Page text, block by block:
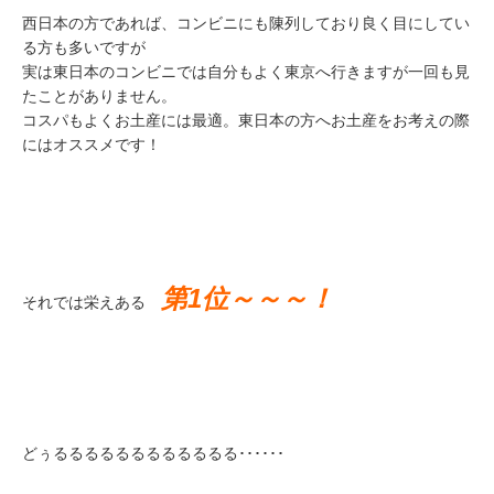
西日本の方であれば、コンビニにも陳列しており良く目にしてい
る方も多いですが
実は東日本のコンビニでは自分もよく東京へ行きますが一回も見
たことがありません。
コスパもよくお土産には最適。東日本の方へお土産をお考えの際
にはオススメです！
それでは栄えある 第1位～～～！
どぅるるるるるるるるるるるる･･････